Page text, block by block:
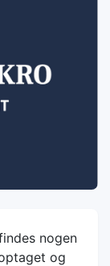
nogen
og